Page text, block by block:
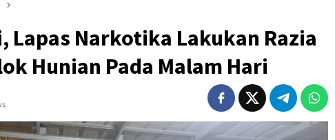
Lapas Narkotika Lakukan Razia
Hunian Pada Malam Hari